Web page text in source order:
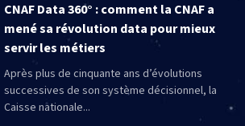
CNAF Data 360° : comment la CNAF a
mené sa révolution data pour mieux
servir les métiers
Après plus de cinquante ans d’évolutions
successives de son système décisionnel, la
Caisse nationale...